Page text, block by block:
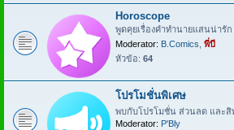
Horoscope
พูดคุยเรื่องคำทำนายแสนน่ารั
Moderator: B.Comics พี่บี
หัวข้อ: 64
โปรโมชั่นพิเศษ
พบกับโปรโมชั่น ส่วนลด และสิ
Moderator: P'Bly